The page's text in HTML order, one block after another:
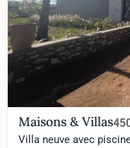
Maisons & Villas
Villa neuve avec